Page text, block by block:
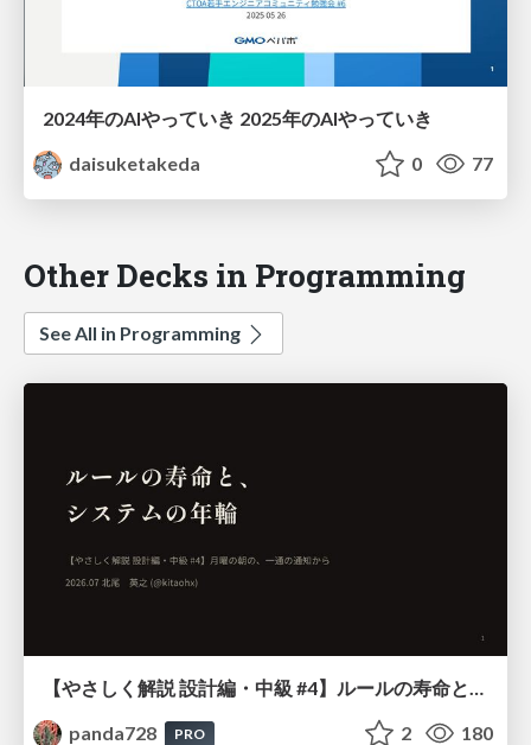
2024年のAIやっていき 2025年のAIやっていき
daisuketakeda
0 77
Other Decks in Programming
See All in Programming
panda728
PRO 2 180